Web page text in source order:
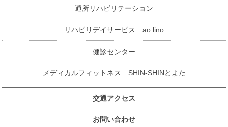
通所リハビリテーション
リハビリデイサービス ao lino
健診センター
メディカルフィットネス SHIN-SHINとよた
交通アクセス
お問い合わせ